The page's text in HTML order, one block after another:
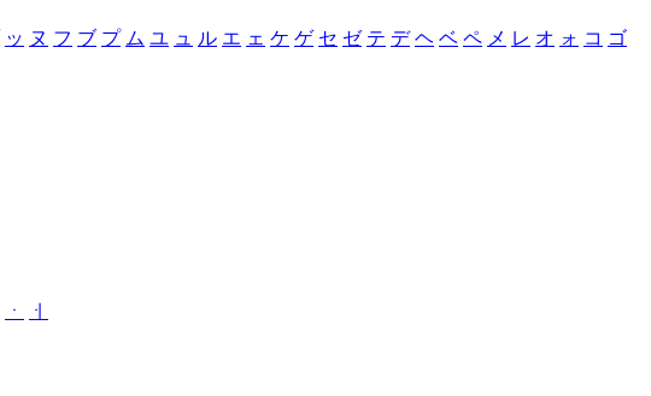
ッ ヌ フ ブ プ ム ユ ュ ル エ ェ ケ ゲ セ ゼ テ デ ヘ ベ ペ メ レ オ ォ コ ゴ
ㆍ
ㆎ